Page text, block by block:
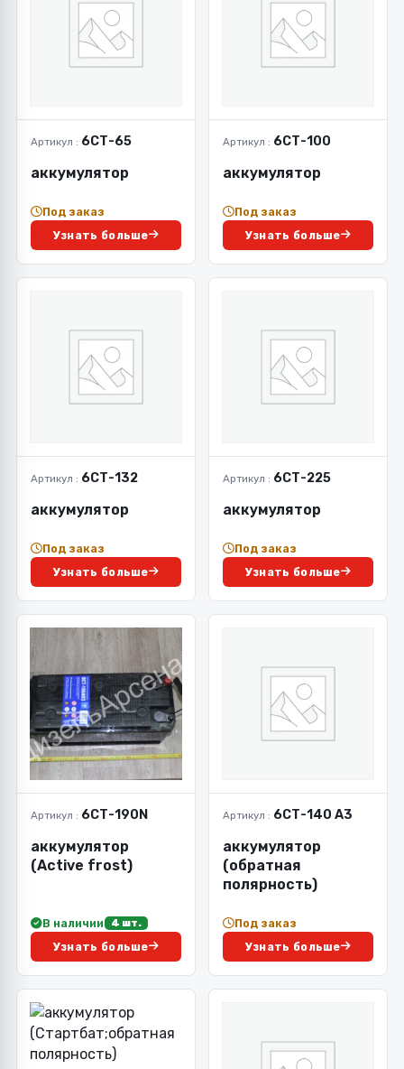
Артикул : 6СТ-65
аккумулятор
Под заказ
Узнать больше
Артикул : 6СТ-100
аккумулятор
Под заказ
Узнать больше
Артикул : 6СТ-132
аккумулятор
Под заказ
Узнать больше
Артикул : 6СТ-225
аккумулятор
Под заказ
Узнать больше
Артикул : 6СТ-190N
аккумулятор
(Active frost)
В наличии 4 шт.
Узнать больше
Артикул : 6СТ-140 А3
аккумулятор
(обратная
полярность)
Под заказ
Узнать больше